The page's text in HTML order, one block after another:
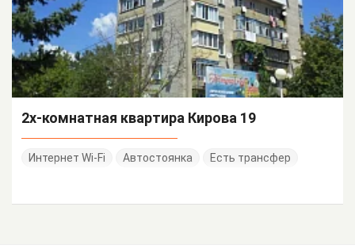
2х-комнатная квартира Кирова 19
Интернет Wi-Fi Автостоянка Есть трансфер